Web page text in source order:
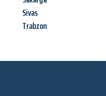
Sivas
Trabzon